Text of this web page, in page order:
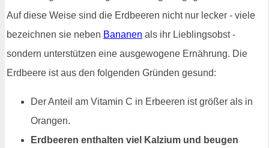
Auf diese Weise sind die Erdbeeren nicht nur lecker - viele
bezeichnen sie neben Bananen als ihr Lieblingsobst -
sondern unterstützen eine ausgewogene Ernährung. Die
Erdbeere ist aus den folgenden Gründen gesund:
Der Anteil am Vitamin C in Erbeeren ist größer als in
Orangen.
Erdbeeren enthalten viel Kalzium und beugen